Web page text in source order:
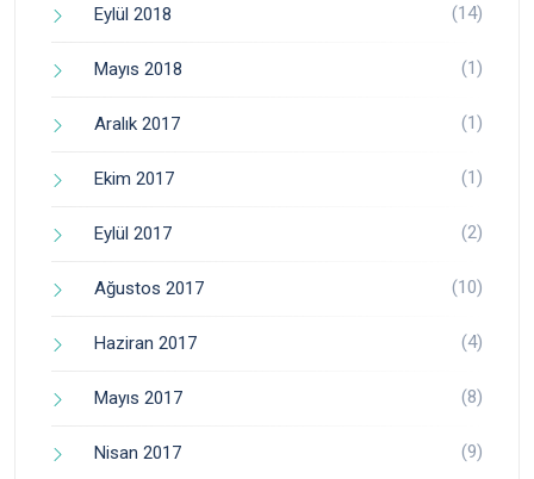
Eylül 2018 (14)
Mayıs 2018 (1)
Aralık 2017 (1)
Ekim 2017 (1)
Eylül 2017 (2)
Ağustos 2017 (10)
Haziran 2017 (4)
Mayıs 2017 (8)
Nisan 2017 (9)